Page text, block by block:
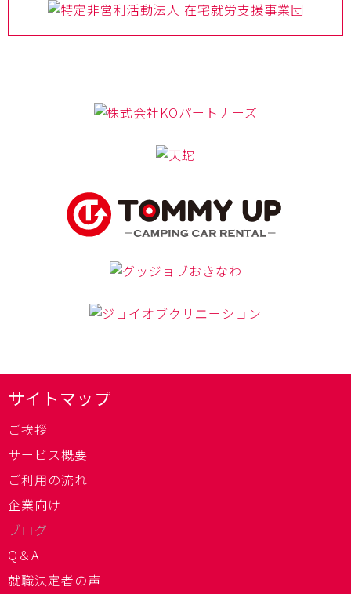
サイトマップ
ご挨拶
サービス概要
ご利用の流れ
企業向け
ブログ
Q＆A
就職決定者の声